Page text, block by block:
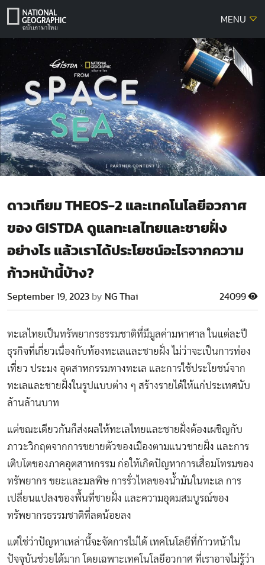
Skip
MENU
ดาวเทียม THEOS-2 และเทคโนโลยีอวกาศ
ของ GISTDA ดูแลทะเลไทยและชายฝั่ง
อย่างไร แล้วเราได้ประโยชน์อะไรจากความ
ก้าวหน้านี้บ้าง?
September 19, 2023 by NG Thai 24099
ทะเลไทยเป็นทรัพยากรธรรมชาติที่มีมูลค่ามหาศาล ในแต่ละปี
ธุรกิจที่เกี่ยวเนื่องกับท้องทะเลและชายฝั่ง ไม่ว่าจะเป็นการท่อง
เที่ยว ประมง อุตสาหกรรมทางทะเล และการใช้ประโยชน์จาก
ทะเลและชายฝั่งในรูปแบบต่าง ๆ สร้างรายได้ให้แก่ประเทศนับ
ล้านล้านบาท
แต่ขณะเดียวกันก็ส่งผลให้ทะเลไทยและชายฝั่งต้องเผชิญกับ
ภาวะวิกฤตจากการขยายตัวของเมืองตามแนวชายฝั่ง และการ
เติบโตของภาคอุตสาหกรรม ก่อให้เกิดปัญหาการเสื่อมโทรมของ
ทรัพยากร ขยะและมลพิษ การรั่วไหลของน้ำมันในทะเล การ
เปลี่ยนแปลงของพื้นที่ชายฝั่ง และความอุดมสมบูรณ์ของ
ทรัพยากรธรรมชาติที่ลดน้อยลง
แต่ใช่ว่าปัญหาเหล่านี้จะจัดการไม่ได้ เทคโนโลยีที่ก้าวหน้าใน
ปัจจุบันช่วยได้มาก โดยเฉพาะเทคโนโลยีอวกาศ ที่เราอาจไม่รู้ว่า